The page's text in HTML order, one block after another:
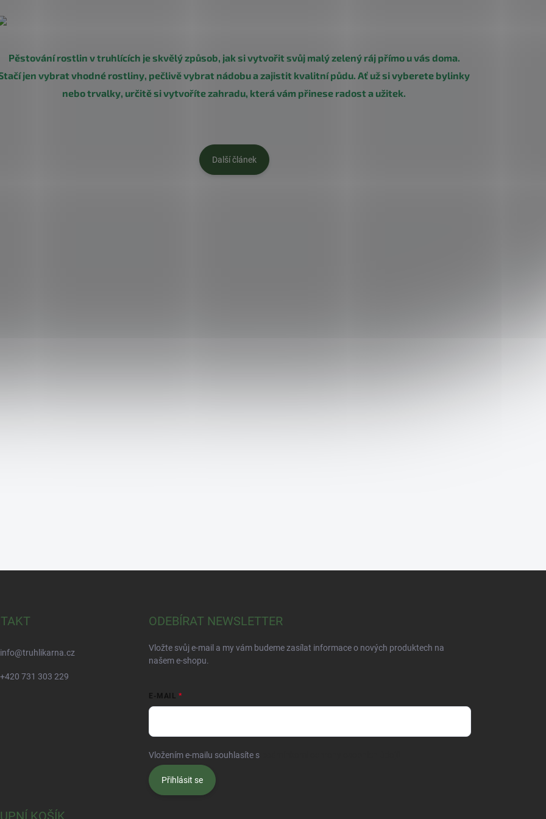
Pěstování rostlin v truhlících je skvělý způsob, jak si vytvořit svůj malý zelený ráj přímo u vás doma.
jen vybrat vhodné rostliny, pečlivě vybrat nádobu a zajistit kvalitní půdu. Ať už si vyberete bylinky
nebo trvalky, určitě si vytvoříte zahradu, která vám přinese radost a užitek.
Další článek
info@truhlikarna.cz
+420 731 303 229
ODEBÍRAT NEWSLETTER
Vložte svůj e-mail a my vám budeme zasílat informace o nových produktech na
našem e-shopu.
E-MAIL
Vložením e-mailu souhlasíte s
Přihlásit se
KOŠÍK